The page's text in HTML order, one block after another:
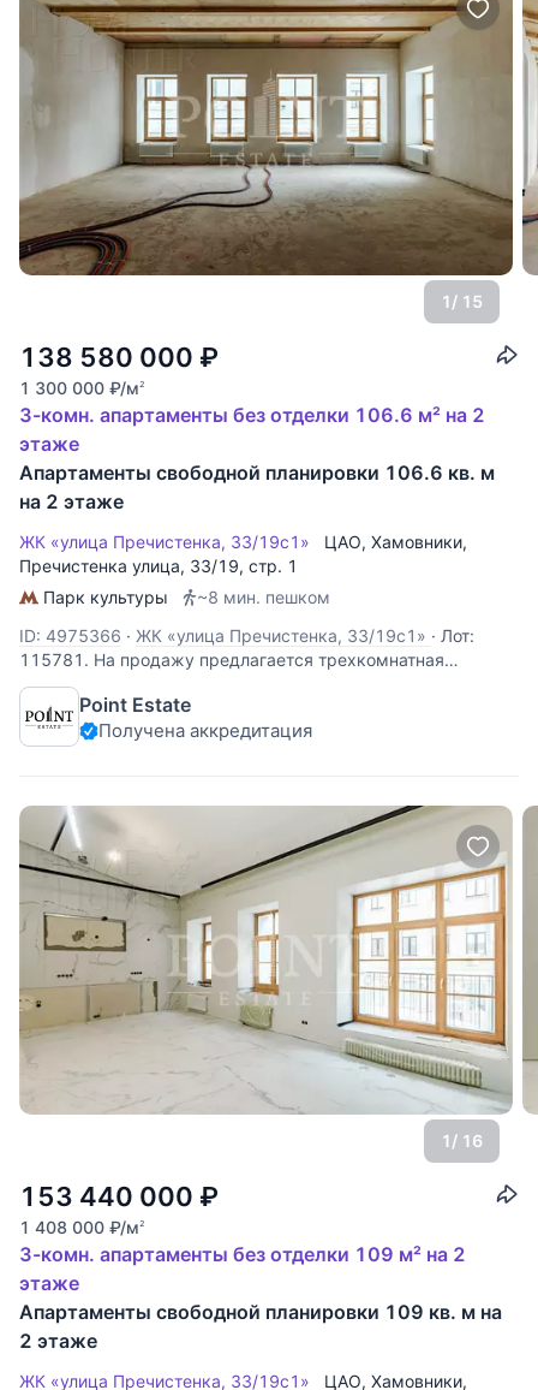
1/ 15
138 580 000 ₽
1 300 000 ₽/м2
3-комн. апартаменты без отделки 106.6 м² на 2
этаже
Апартаменты свободной планировки 106.6 кв. м
на 2 этаже
ЖК «улица Пречистенка, 33/19с1» ЦАО, Хамовники,
Пречистенка улица, 33/19, стр. 1
Парк культуры
~8 мин. пешком
ID: 4975366 · ЖК «улица Пречистенка, 33/19с1» · Лот:
115781. На продажу предлагается трехкомнатная
квартира свободной планировки, площадью 106,6 кв.м., в
историческом центре столицы. Возможная планировка:
кухня-гостиная, две спальни, одна из которых со своим
Point Estate
Получена аккредитация
1/ 16
153 440 000 ₽
1 408 000 ₽/м2
3-комн. апартаменты без отделки 109 м² на 2
этаже
Апартаменты свободной планировки 109 кв. м на
2 этаже
ЖК «улица Пречистенка, 33/19с1» ЦАО, Хамовники,